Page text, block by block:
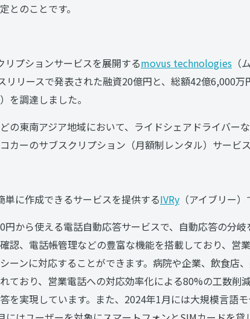
とのことです。
リプションサービスを展開するmovus technologies （
リリースで発表された融資20億円と、総額42億6,000
を調達しました。
の東南アジア地域において、ライドシェアドライバー
カーのサブスクリプション（月額制レンタル）サービス
単に作成できるサービスを提供するIVRy （アイブリー
円から使える電話自動応答サービスで、自動応答の分
認、電話帳管理などの豊富な機能を搭載しており、営
ーンに対応することができます。病院や企業、飲食店
ており、営業電話への対応効率化による80%の工数削
を実現しています。また、2024年1月には大規模言語